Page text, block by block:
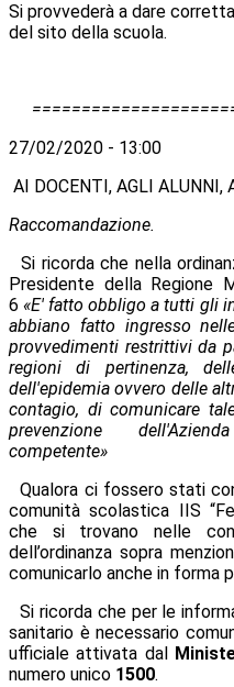
Si provvederà a dare
del sito della scuola.
27/02/2020 - 13:00
AI DOCENTI, AGLI ALUNNI,
Raccomandazione.
Si ricorda che nella
Presidente della Regione
6«E' fatto obbligo a tutti gli
abbiano fatto ingresso
provvedimenti restrittivi da
regioni di pertinenza,
dell'epidemia ovvero delle
contagio, di comunicare
prevenzione
competente»
Qualora ci fossero stati
comunità scolastica IIS
che si trovano nelle
dell’ordinanza sopra
comunicarlo anche in forma
Si ricorda che per le
sanitario è necessario
ufficiale attivata dal
numero unico 1500.